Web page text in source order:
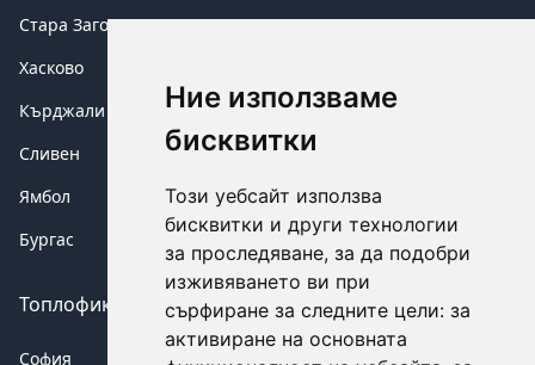
Ние използваме
бисквитки
Този уебсайт използва
бисквитки и други технологии
за проследяване, за да подобри
изживяването ви при
сърфиране за следните цели: за
активиране на основната
Стара Загора
Хасково
Кърджали
Сливен
Ямбол
Бургас
Топлофикация аварии
София